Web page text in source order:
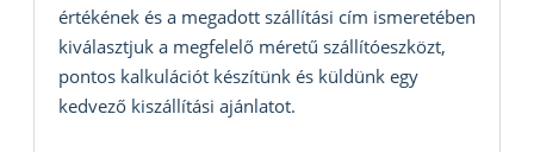
értékének és a megadott szállítási cím ismeretében
kiválasztjuk a megfelelő méretű szállítóeszközt,
pontos kalkulációt készítünk és küldünk egy
kedvező kiszállítási ajánlatot.